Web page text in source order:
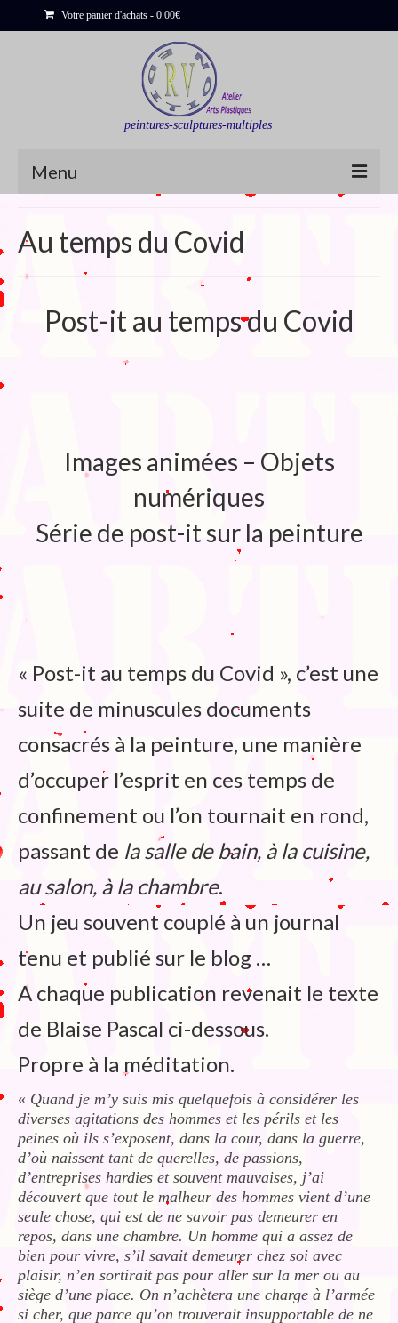
Votre panier d'achats - 0.00€
peintures-sculptures-multiples
Menu
Sculptures
Peinture : Cartes et Itinéraires
Edition de Cartes postales.
Au temps du Covid
Post-it politiques
Au temps du Covid
Post-it au temps du Covid
Images animées – Objets
numériques
Série de post-it sur la peinture
« Post-it au temps du Covid », c’est une
suite de minuscules documents
consacrés à la peinture, une manière
d’occuper l’esprit en ces temps de
confinement ou l’on tournait en rond,
passant de la salle de bain, à la cuisine,
au salon, à la chambre.
Un jeu souvent couplé à un journal
tenu et publié sur le blog …
A chaque publication revenait le texte
de Blaise Pascal ci-dessous.
Propre à la méditation.
« Quand je m’y suis mis quelquefois à considérer les
diverses agitations des hommes et les périls et les
peines où ils s’exposent, dans la cour, dans la guerre,
d’où naissent tant de querelles, de passions,
d’entreprises hardies et souvent mauvaises, j’ai
découvert que tout le malheur des hommes vient d’une
seule chose, qui est de ne savoir pas demeurer en
repos, dans une chambre. Un homme qui a assez de
bien pour vivre, s’il savait demeurer chez soi avec
plaisir, n’en sortirait pas pour aller sur la mer ou au
siège d’une place. On n’achètera une charge à l’armée
si cher, que parce qu’on trouverait insupportable de ne